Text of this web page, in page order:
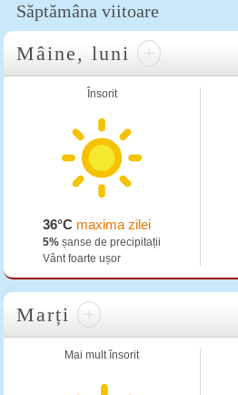
Săptămâna viitoare
Mâine, luni +
Însorit
36°C maxima zilei
5% șanse de precipitații
Vânt foarte ușor
Marți +
Mai mult însorit